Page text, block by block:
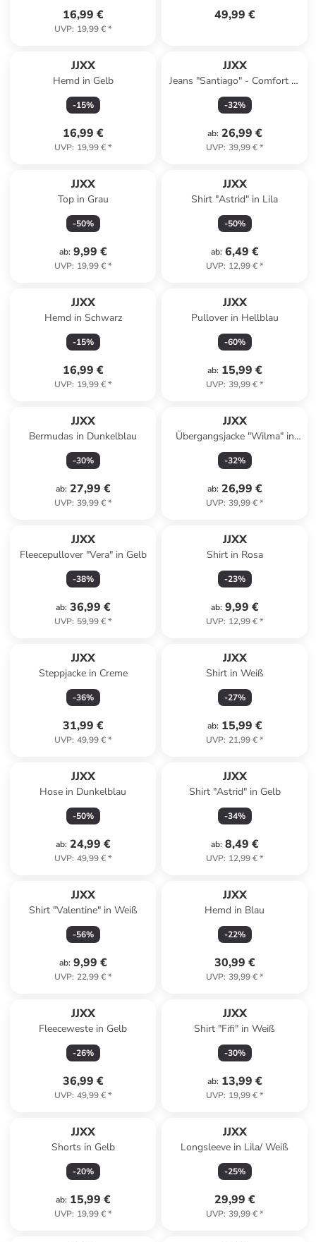
16,99 €
UVP: 19,99 €*
49,99 €
JJXX
Hemd in Gelb
-15%
16,99 €
UVP: 19,99 €*
JJXX
Jeans "Santiago" - Comfort fit
- in Hellblau
-32%
ab: 26,99 €
UVP: 39,99 €*
JJXX
Top in Grau
-50%
ab: 9,99 €
UVP: 19,99 €*
JJXX
Shirt "Astrid" in Lila
-50%
ab: 6,49 €
UVP: 12,99 €*
JJXX
Hemd in Schwarz
-15%
16,99 €
UVP: 19,99 €*
JJXX
Pullover in Hellblau
-60%
ab: 15,99 €
UVP: 39,99 €*
JJXX
Bermudas in Dunkelblau
-30%
ab: 27,99 €
UVP: 39,99 €*
JJXX
Übergangsjacke "Wilma" in
Beige
-32%
ab: 26,99 €
UVP: 39,99 €*
JJXX
Fleecepullover "Vera" in Gelb
-38%
ab: 36,99 €
UVP: 59,99 €*
JJXX
Shirt in Rosa
-23%
ab: 9,99 €
UVP: 12,99 €*
JJXX
Steppjacke in Creme
-36%
31,99 €
UVP: 49,99 €*
JJXX
Shirt in Weiß
-27%
ab: 15,99 €
UVP: 21,99 €*
JJXX
Hose in Dunkelblau
-50%
ab: 24,99 €
UVP: 49,99 €*
JJXX
Shirt "Astrid" in Gelb
-34%
ab: 8,49 €
UVP: 12,99 €*
JJXX
Shirt "Valentine" in Weiß
-56%
ab: 9,99 €
UVP: 22,99 €*
JJXX
Hemd in Blau
-22%
30,99 €
UVP: 39,99 €*
JJXX
Fleeceweste in Gelb
-26%
36,99 €
UVP: 49,99 €*
JJXX
Shirt "Fifi" in Weiß
-30%
ab: 13,99 €
UVP: 19,99 €*
JJXX
Shorts in Gelb
-20%
ab: 15,99 €
UVP: 19,99 €*
JJXX
Longsleeve in Lila/ Weiß
-25%
29,99 €
UVP: 39,99 €*